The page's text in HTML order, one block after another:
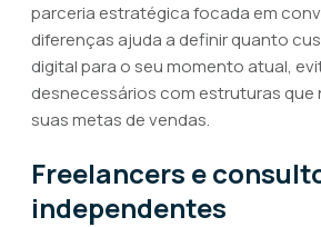
parceria estratégica focada em
diferenças ajuda a definir quanto
digital para o seu momento atual,
desnecessários com estruturas que
suas metas de vendas.
Freelancers e
independentes